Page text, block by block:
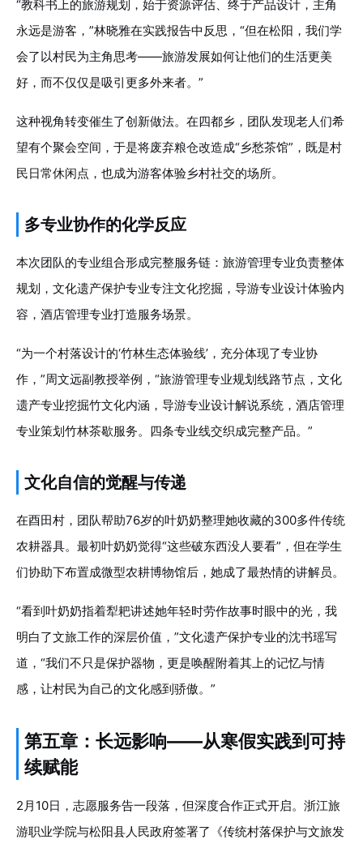
“教科书上的旅游规划，始于资源评估、终于产品设计，主角
永远是游客，”林晓雅在实践报告中反思，“但在松阳，我们学
会了以村民为主角思考——旅游发展如何让他们的生活更美
好，而不仅仅是吸引更多外来者。”
这种视角转变催生了创新做法。在四都乡，团队发现老人们希
望有个聚会空间，于是将废弃粮仓改造成“乡愁茶馆”，既是村
民日常休闲点，也成为游客体验乡村社交的场所。
多专业协作的化学反应
本次团队的专业组合形成完整服务链：旅游管理专业负责整体
规划，文化遗产保护专业专注文化挖掘，导游专业设计体验内
容，酒店管理专业打造服务场景。
“为一个村落设计的‘竹林生态体验线’，充分体现了专业协
作，”周文远副教授举例，“旅游管理专业规划线路节点，文化
遗产专业挖掘竹文化内涵，导游专业设计解说系统，酒店管理
专业策划竹林茶歇服务。四条专业线交织成完整产品。”
文化自信的觉醒与传递
在酉田村，团队帮助76岁的叶奶奶整理她收藏的300多件传统
农耕器具。最初叶奶奶觉得“这些破东西没人要看”，但在学生
们协助下布置成微型农耕博物馆后，她成了最热情的讲解员。
“看到叶奶奶指着犁耙讲述她年轻时劳作故事时眼中的光，我
明白了文旅工作的深层价值，”文化遗产保护专业的沈书瑶写
道，“我们不只是保护器物，更是唤醒附着其上的记忆与情
感，让村民为自己的文化感到骄傲。”
第五章：长远影响——从寒假实践到可持
续赋能
2月10日，志愿服务告一段落，但深度合作正式开启。浙江旅
游职业学院与松阳县人民政府签署了《传统村落保护与文旅发